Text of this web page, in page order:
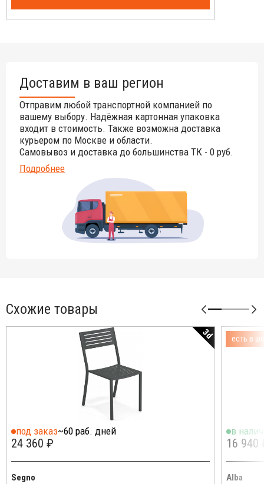
Доставим в ваш регион
Отправим любой транспортной компанией по
вашему выбору. Надёжная картонная упаковка
входит в стоимость. Также возможна доставка
курьером по Москве и области.
Самовывоз и доставка до большинства ТК - 0 руб.
Подробнее
Схожие товары
3d
под заказ~60 раб. дней
24 360 ₽
Segno
есть в
в
16 940
Alba